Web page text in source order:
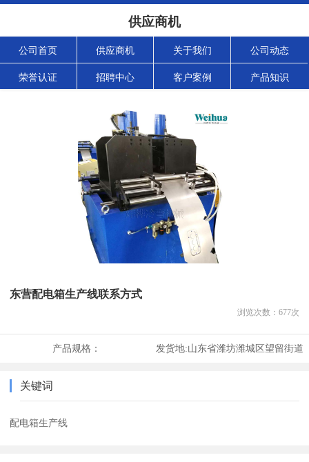
供应商机
公司首页 供应商机 关于我们 公司动态
荣誉认证 招聘中心 客户案例 产品知识
东营配电箱生产线联系方式
浏览次数： 677次
产品规格： 发货地:山东省潍坊潍城区望留街道
关键词
配电箱生产线